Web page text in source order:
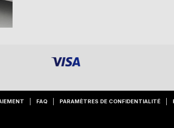
FAQ PARAMÈTRES DE CONFIDENTIALITÉ